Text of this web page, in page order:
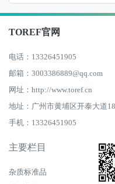
TOREF官网
电话：13326451905
邮箱：3003386889@qq.com
网址：http://www.toref.cn
地址：广州市黄埔区开泰大道
手机：13326451905
主要栏目
杂质标准品